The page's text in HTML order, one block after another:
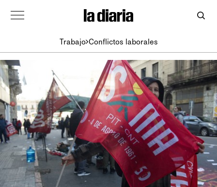
Trabajo Conflictos laborales